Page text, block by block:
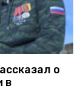
о
в